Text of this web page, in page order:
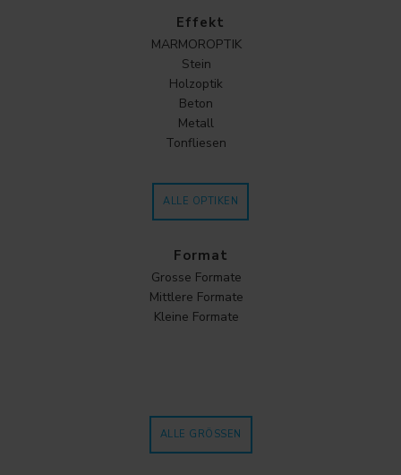
Effekt
MARMOROPTIK
Stein
Holzoptik
Beton
Metall
Tonfliesen
ALLE OPTIKEN
Format
Grosse Formate
Mittlere Formate
Kleine Formate
ALLE GRÖSSEN